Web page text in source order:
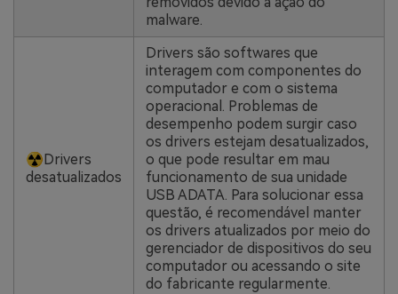
malware.
☢Drivers
desatualizados
Drivers são softwares que
interagem com componentes do
computador e com o sistema
operacional. Problemas de
desempenho podem surgir caso
os drivers estejam desatualizados,
o que pode resultar em mau
funcionamento de sua unidade
USB ADATA. Para solucionar essa
questão, é recomendável manter
os drivers atualizados por meio do
gerenciador de dispositivos do seu
computador ou acessando o site
do fabricante regularmente.